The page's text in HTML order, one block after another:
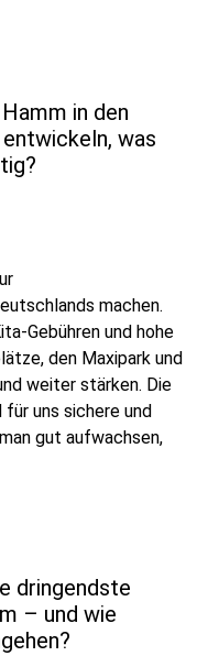
in den
was
machen.
Gebühren und hohe
den Maxipark und
weiter stärken. Die
für uns sichere und
gut aufwachsen,
dringendste
– und wie